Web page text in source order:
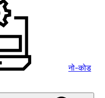
नो-कोड